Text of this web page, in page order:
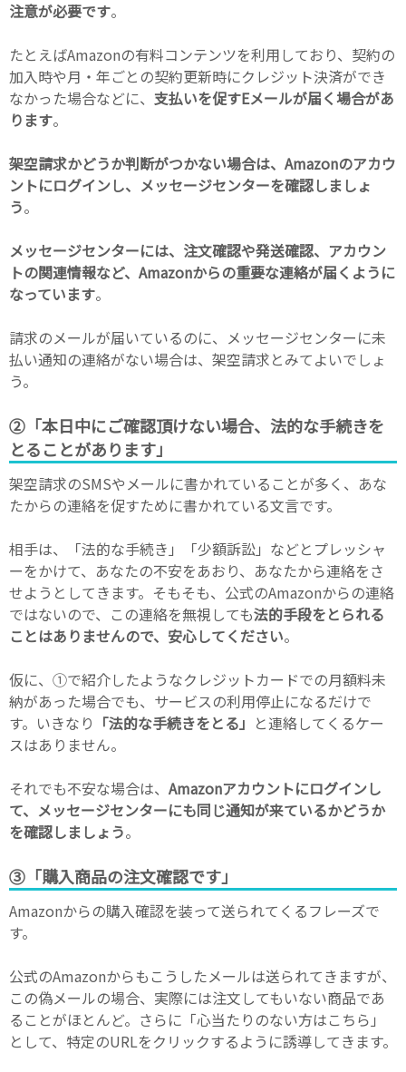
注意が必要です。
たとえばAmazonの有料コンテンツを利用しており、契約の
加入時や月・年ごとの契約更新時にクレジット決済ができ
なかった場合などに、 支払いを促すEメールが届く場合があ
ります。
架空請求かどうか判断がつかない場合は、Amazonのアカウ
ントにログインし、メッセージセンターを確認しましょ
う。
メッセージセンターには、注文確認や発送確認、アカウン
トの関連情報など、Amazonからの重要な連絡が届くように
なっています。
請求のメールが届いているのに、メッセージセンターに未
払い通知の連絡がない場合は、架空請求とみてよいでしょ
う。
②「本日中にご確認頂けない場合、法的な手続きを
とることがあります」
架空請求のSMSやメールに書かれていることが多く、あな
たからの連絡を促すために書かれている文言です。
相手は、「法的な手続き」「少額訴訟」などとプレッシャ
ーをかけて、あなたの不安をあおり、あなたから連絡をさ
せようとしてきます。そもそも、公式のAmazonからの連絡
ではないので、この連絡を無視しても法的手段をとられる
ことはありませんので、安心してください。
仮に、①で紹介したようなクレジットカードでの月額料未
納があった場合でも、サービスの利用停止になるだけで
す。いきなり 「法的な手続きをとる」 と連絡してくるケー
スはありません。
それでも不安な場合は、 Amazonアカウントにログインし
て、メッセージセンターにも同じ通知が来ているかどうか
を確認しましょう。
③「購入商品の注文確認です」
Amazonからの購入確認を装って送られてくるフレーズで
す。
公式のAmazonからもこうしたメールは送られてきますが、
この偽メールの場合、実際には注文してもいない商品であ
ることがほとんど。さらに「心当たりのない方はこちら」
として、特定のURLをクリックするように誘導してきます。